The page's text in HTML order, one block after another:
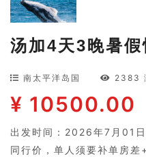
汤加4天3晚暑
南太平洋岛国 2383
¥ 10500.00
出发时间：2026年7月01
同行价，单人须要补单房